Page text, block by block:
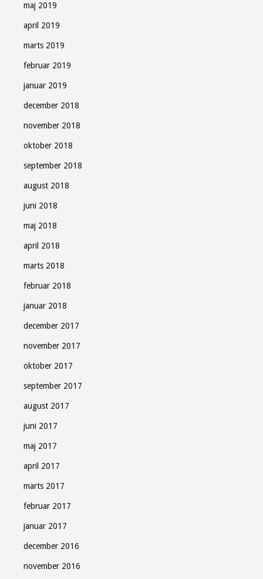
maj 2019
april 2019
marts 2019
februar 2019
januar 2019
december 2018
november 2018
oktober 2018
september 2018
august 2018
juni 2018
maj 2018
april 2018
marts 2018
februar 2018
januar 2018
december 2017
november 2017
oktober 2017
september 2017
august 2017
juni 2017
maj 2017
april 2017
marts 2017
februar 2017
januar 2017
december 2016
november 2016